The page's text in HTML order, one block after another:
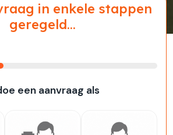
in enkele stappen
geregeld...
een aanvraag als